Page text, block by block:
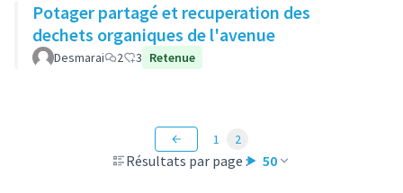
Potager partagé et recuperation des
dechets organiques de l'avenue
Desmarai 2 3 Retenue
Résultats par page : 50
1 2